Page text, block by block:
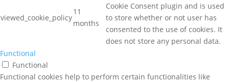
viewed_cookie_policy
11
months
Cookie Consent plugin and is used
to store whether or not user has
consented to the use of cookies. It
does not store any personal data.
Functional
Functional
Functional cookies help to perform certain functionalities like